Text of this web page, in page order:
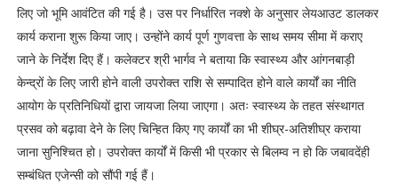
लिए जो भूमि आवंटित की गई है। उस पर निर्धारित नक्शे के अनुसार लेयआउट डालकर
कार्य कराना शुरू किया जाए। उन्होंने कार्य पूर्ण गुणवत्ता के साथ समय सीमा में कराए
जाने के निर्देश दिए हैं। कलेक्टर श्री भार्गव ने बताया कि स्वास्थ्य और आंगनबाड़ी
केन्द्रों के लिए जारी होने वाली उपरोक्त राशि से सम्पादित होने वाले कार्यों का नीति
आयोग के प्रतिनिधियों द्वारा जायजा लिया जाएगा। अतः स्वास्थ्य के तहत संस्थागत
प्रसव को बढ़ावा देने के लिए चिन्हित किए गए कार्यों का भी शीघ्र-अतिशीघ्र कराया
जाना सुनिश्चित हो। उपरोक्त कार्यों में किसी भी प्रकार से बिलम्व न हो कि जबावदेंही
सम्बंधित एजेन्सी को सौंपी गई हैं।